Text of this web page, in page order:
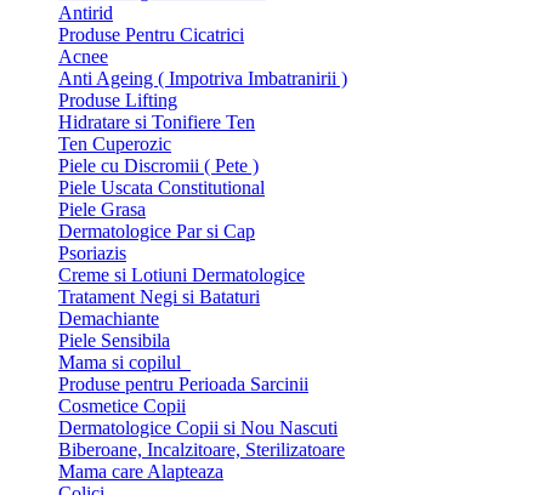
Antirid
Produse Pentru Cicatrici
Acnee
Anti Ageing ( Impotriva Imbatranirii )
Produse Lifting
Hidratare si Tonifiere Ten
Ten Cuperozic
Piele cu Discromii ( Pete )
Piele Uscata Constitutional
Piele Grasa
Dermatologice Par si Cap
Psoriazis
Creme si Lotiuni Dermatologice
Tratament Negi si Bataturi
Demachiante
Piele Sensibila
Mama si copilul
Produse pentru Perioada Sarcinii
Cosmetice Copii
Dermatologice Copii si Nou Nascuti
Biberoane, Incalzitoare, Sterilizatoare
Mama care Alapteaza